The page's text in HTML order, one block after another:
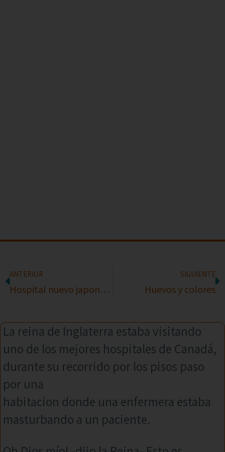
ANTERIOR
Hospital nuevo japones abierto en Miami USA
SIGUIENTE
Huevos y colores
La reina de Inglaterra estaba visitando
uno de los mejores hospitales de Canadá,
durante su recorrido por los pisos paso
por una
habitacion donde una enfermera estaba
masturbando a un paciente.